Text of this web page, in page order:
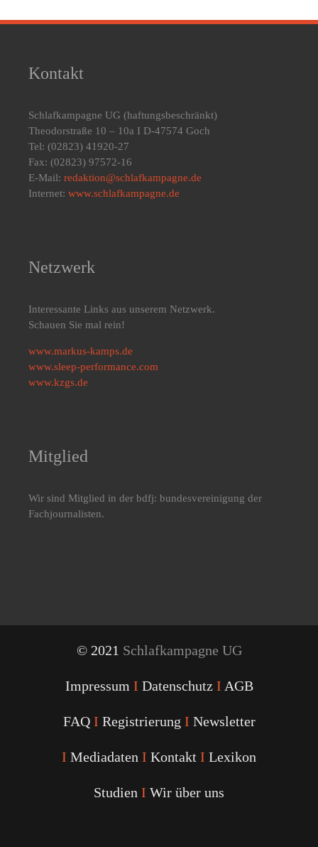
Kontakt
Schlafkampagne UG (haftungsbeschränkt)
Theodorstraße 10 – 10a I D-47574 Goch
Tel: (02823) 41920-27
Fax: (02823) 97572-16
E-Mail: redaktion@schlafkampagne.de
Internet: www.schlafkampagne.de
Netzwerk
Interessante Links aus unserem Netzwerk.
Schauen Sie mal rein!
www.markus-kamps.de
www.sleep-performance.com
www.kzgs.de
Mitglied
Wir sind Mitglied in der bdfj: bundesvereinigung der
Fachjournalisten.
© 2021 Schlafkampagne UG
Impressum I Datenschutz I AGB
FAQ I Registrierung I Newsletter
I Mediadaten I Kontakt I Lexikon
Studien I Wir über uns